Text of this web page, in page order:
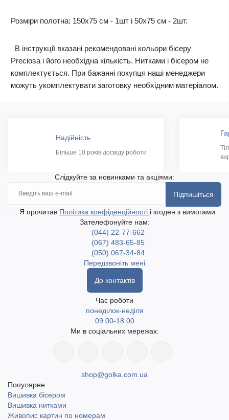
Розміри полотна: 150х75 см - 1шт і 50х75 см - 2шт.
В інструкції вказані рекомендовані кольори бісеру
Preciosa і його необхідна кількість. Нитками і бісером не
комплектується. При бажанні покупця наші менеджери
можуть укомплектувати заготовку необхідним матеріалом.
Надійність
Більше 10 років досвіду роботи
Слідкуйте за новинками та акціями:
Підпишіться
Я прочитав Політика конфіденційності і згоден з вимогами
Зателефонуйте нам:
(044) 22-77-662
(067) 483-65-85
(050) 067-34-84
Передзвоніть мені
До контактів
Час роботи
понеділок-неділя
09:00-18:00
Ми в соціальних мережах:
shop@golka.com.ua
Популярне
Вишивка бісером
Вишивка нитками
Живопис картин по номерам